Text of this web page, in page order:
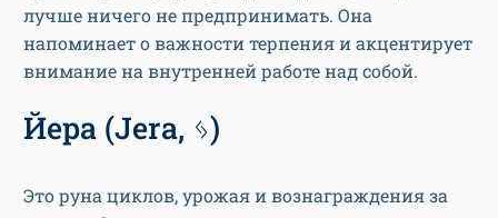
лучше ничего не предпринимать. Она
напоминает о важности терпения и акцентирует
внимание на внутренней работе над собой.
Йера (Jera, ᛃ)
Это руна циклов, урожая и вознаграждения за